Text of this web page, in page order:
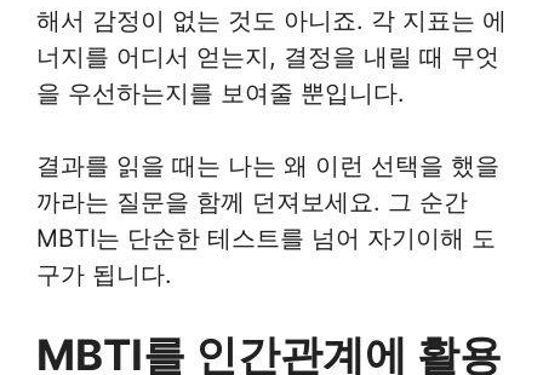
해서 감정이 없는 것도 아니죠. 각 지표는 에
너지를 어디서 얻는지, 결정을 내릴 때 무엇
을 우선하는지를 보여줄 뿐입니다.
결과를 읽을 때는 나는 왜 이런 선택을 했을
까라는 질문을 함께 던져보세요. 그 순간
MBTI는 단순한 테스트를 넘어 자기이해 도
구가 됩니다.
MBTI를 인간관계에 활용